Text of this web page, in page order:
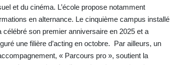
et du cinéma. L’école propose notamment
en alternance. Le cinquième campus installé
célébré son premier anniversaire en 2025 et a
une filière d’acting en octobre. Par ailleurs, un
« Parcours pro », soutient la